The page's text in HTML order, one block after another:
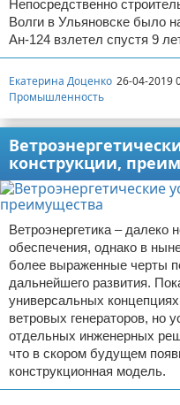
Непосредственно
Волги в Ульяновске было
Ан-124 взлетел спустя 9
Екатерина Доценко 26-04-2019
Промышленность
конструкции,
Ветроэнергетика – далеко
обеспечения, однако в
более выраженные черты
дальнейшего развития.
универсальных
ветровых генераторов, но
отдельных инженерных
что в скором будущем
конструкционная модель.